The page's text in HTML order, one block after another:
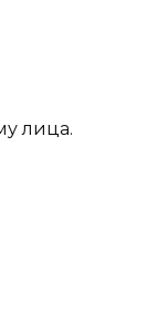
лица.